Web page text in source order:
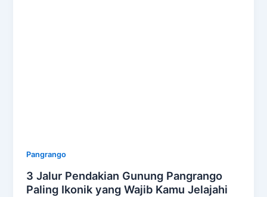
Pangrango
3 Jalur Pendakian Gunung Pangrango
Paling Ikonik yang Wajib Kamu Jelajahi